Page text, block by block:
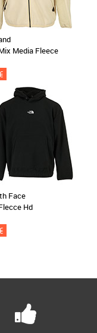
Media Fleece
Face
Hd